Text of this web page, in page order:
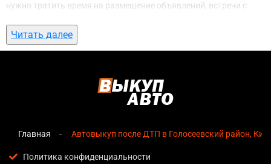
нужно тратить время на размещение объявлений, встречи с
ожидание. С нами вы можете
Голосеевский район, Киеввсего за 1 день.
автовыкуп после ДТП в Голосеевский
Мгновенная оценка— предварительная стоимость
озвучивается сразу после обращения, без скрытых
Читать далее
Главная Автовыкуп после ДТП в Голосеевский район,
Политика конфиденциальности